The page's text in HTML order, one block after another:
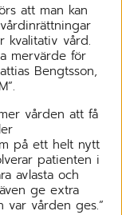
att man kan
kvalitativ vård.
mervärde för
Bengtsson,
vården att få
på ett helt nytt
patienten i
avlasta och
ge extra
vården ges.”